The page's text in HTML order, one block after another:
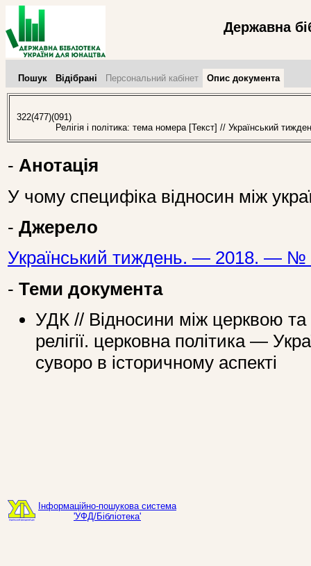
Державна
Пошук Відібрані Персональний кабінет Опис документа
322(477)(091)
Релігія і політика: тема номера [Текст] // Український
- Анотація
У чому специфіка відносин між
- Джерело
Український тиждень. — 2018. — №
- Теми документа
УДК // Відносини між церквою
релігії. церковна політика —
суворо в історичному аспекті
Інформаційно-пошукова система
'УФД/Бібліотека'